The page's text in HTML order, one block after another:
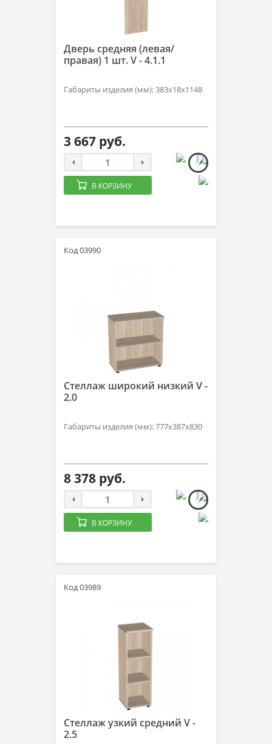
Дверь средняя (левая/
правая) 1 шт. V - 4.1.1
Габариты изделия (мм): 383х18х1148
3 667 руб.
В КОРЗИНУ
Код 03990
Стеллаж широкий низкий V -
2.0
Габариты изделия (мм): 777х387х830
8 378 руб.
В КОРЗИНУ
Код 03989
Стеллаж узкий средний V -
2.5